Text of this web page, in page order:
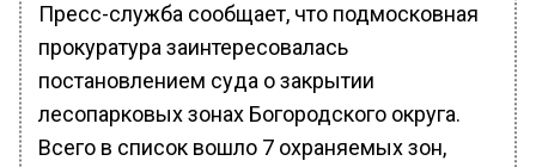
Пресс-служба сообщает, что подмосковная
прокуратура заинтересовалась
постановлением суда о закрытии
лесопарковых зонах Богородского округа.
Всего в список вошло 7 охраняемых зон,